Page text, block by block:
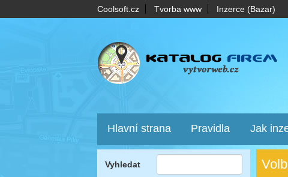
Coolsoft.cz Tvorba www Inzerce (Bazar)
Hlavní strana Pravidla Jak
Vyhledat